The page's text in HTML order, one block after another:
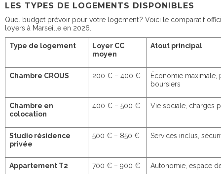
LES TYPES DE LOGEMENTS DISPONIBLES
Quel budget prévoir pour votre logement ? Voici le comparatif
loyers à Marseille en 2026.
Type de logement
Loyer CC
moyen
Atout principal
Chambre CROUS 200 € – 400 €
Économie maximale,
boursiers
Chambre en
colocation
400 € – 500 € Vie sociale, charges
Studio résidence
privée
500 € – 850 € Services inclus,
Appartement T2 700 € – 900 € Autonomie, espace